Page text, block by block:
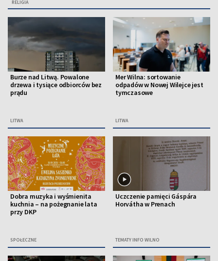
RELIGIA
Burze nad Litwą. Powalone
drzewa i tysiące odbiorców bez
prądu
LITWA
Mer Wilna: sortowanie
odpadów w Nowej Wilejce jest
tymczasowe
LITWA
Dobra muzyka i wyśmienita
kuchnia – na pożegnanie lata
przy DKP
SPOŁECZNE
Uczczenie pamięci Gáspára
Horvátha w Prenach
TEMATY INFO WILNO